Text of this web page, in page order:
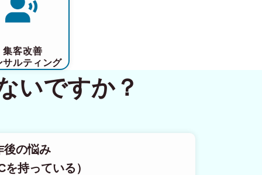
集客改善
サルティング
いですか？
後の悩み
持っている）